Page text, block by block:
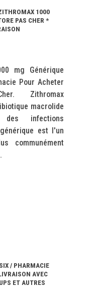
1000
PAS CHER *
mg Générique
Pour Acheter
Zithromax
macrolide
infections
est l'un
communément
/ PHARMACIE
AVEC
ET AUTRES